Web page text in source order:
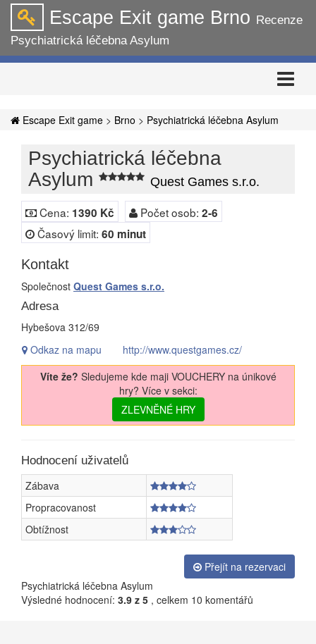
Escape Exit game Brno Recenze
Psychiatrická léčebna Asylum
Rozbalit
navigaci
Escape Exit game > Brno > Psychiatrická léčebna Asylum
Psychiatrická léčebna
Asylum
Quest Games s.r.o.
Cena: 1390 Kč Počet osob: 2-6
Časový limit: 60 minut
Kontakt
Společnost Quest Games s.r.o.
Adresa
Hybešova 312/69
Odkaz na mapu
http://www.questgames.cz/
Víte že? Sledujeme kde maji VOUCHERY na únikové
hry? Více v sekci:
ZLEVNĚNÉ HRY
Hodnocení uživatelů
Zábava
Propracovanost
Obtížnost
Přejít na rezervaci
Psychiatrická léčebna Asylum
Výsledné hodnocení: 3.9 z 5 , celkem 10 komentářů